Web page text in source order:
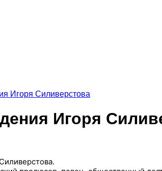
Игоря Силиверстова
Игоря